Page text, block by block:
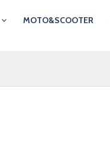
MOTO&SCOOTER